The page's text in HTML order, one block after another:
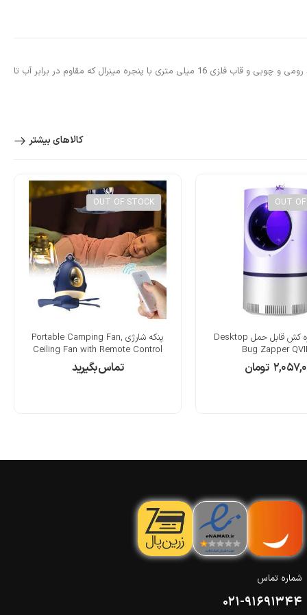
ساعت مچی و دستبند زنانه Anne Klein Women’s Two-Tone Link Bracelet Watch ساعت لباسی با رنگ طلایی و نقره‌ای با صفحه مستطیل شکل و نشانگرهای اعداد رومی و چوبی و قاب فلزی 16 میلی متری با پنجره مینرال که مقاوم در برابر آب تا
کالاهای بیشتر
OUT
لامپ حشره کش قابل حمل Desktop
Bug Zapper
تومان
OUT OF STOCK
پنکه شارژی Portable Camping Fan,
Ceiling Fan with Remote Control
تماس بگیرید
شماره تماس
021-91691344